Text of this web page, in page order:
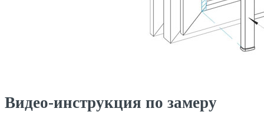
Видео-инструкция по замеру